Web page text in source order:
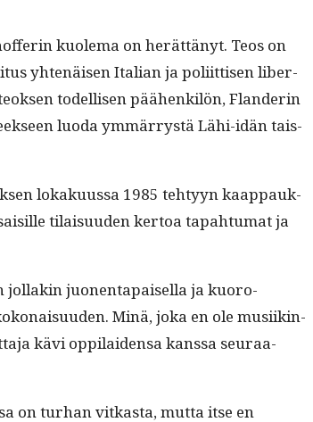
kuole­ma on herät­tänyt. Teos on
yht­enäisen Ital­ian ja poli­it­tisen lib­er­
todel­lisen päähenkilön, Flan­derin
luo­da ymmär­rystä Lähi-idän tais­
lokaku­us­sa 1985 tehtyyn kaap­pauk­
tilaisu­u­den ker­toa tapah­tu­mat ja
jol­lakin juo­nen­ta­paisel­la ja kuoro-
Minä, joka en ole musi­ik­in­
kävi oppi­laiden­sa kanssa seu­raa­
on turhan vitkas­ta, mut­ta itse en